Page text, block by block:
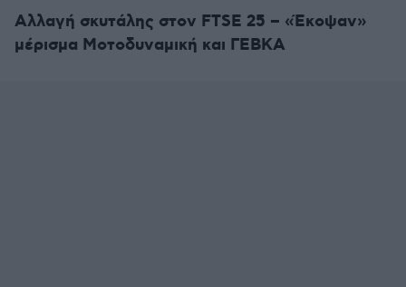
Αλλαγή σκυτάλης στον FTSE 25 – «Έκοψαν»
μέρισμα Μοτοδυναμική και ΓΕΒΚΑ